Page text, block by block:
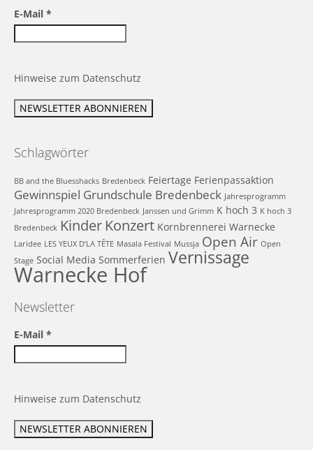
E-Mail *
Hinweise zum Datenschutz
Schlagwörter
BB and the Bluesshacks Bredenbeck Feiertage Ferienpassaktion
Gewinnspiel Grundschule Bredenbeck Jahresprogramm
Jahresprogramm 2020 Bredenbeck Janssen und Grimm K hoch 3 K hoch 3
Bredenbeck Kinder Konzert Kornbrennerei Warnecke
Laridee LES YEUX D’LA TÊTE Masala Festival Mussja Open Air Open
Stage Social Media Sommerferien Vernissage
Warnecke Hof
Newsletter
E-Mail *
Hinweise zum Datenschutz